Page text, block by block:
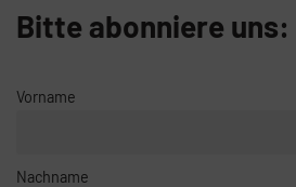
Bitte abonniere uns:
Vorname
Nachname